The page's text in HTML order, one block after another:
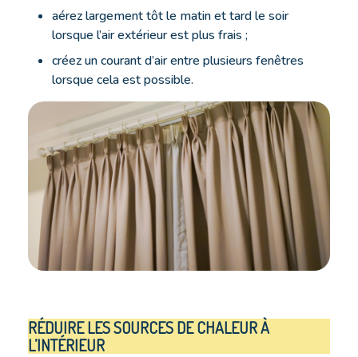
aérez largement tôt le matin et tard le soir
lorsque l’air extérieur est plus frais ;
créez un courant d’air entre plusieurs fenêtres
lorsque cela est possible.
RÉDUIRE LES SOURCES DE CHALEUR À
L’INTÉRIEUR